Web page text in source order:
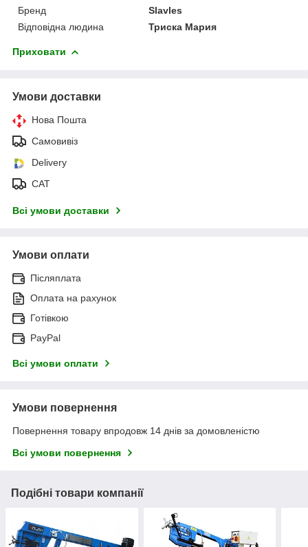
Бренд
Slavles
Відповідна людина
Триска Мария
Приховати
Умови доставки
Нова Пошта
Самовивіз
Delivery
САТ
Всі умови доставки
Умови оплати
Післяплата
Оплата на рахунок
Готівкою
PayPal
Всі умови оплати
Умови повернення
Повернення товару впродовж 14 днів за домовленістю
Всі умови повернення
Подібні товари компанії